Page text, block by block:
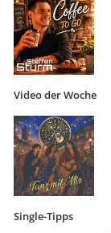
Video der Woche
Single-Tipps